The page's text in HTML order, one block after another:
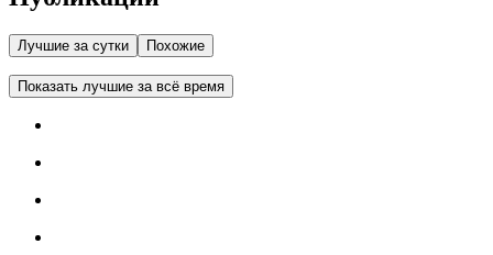
Лучшие за сутки Похожие
Показать лучшие за всё время